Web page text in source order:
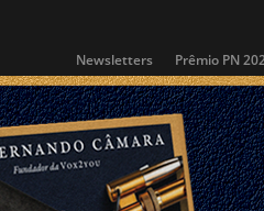
Newsletters Prêmio PN